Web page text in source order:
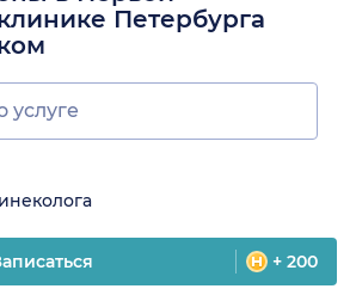
Петербурга
+ 200